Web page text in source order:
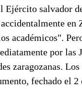
Ejército salvador
en
académicos".
por las
zaragozanas. Los
fechado el